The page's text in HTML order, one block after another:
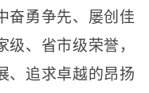
奋勇争先、屡创佳
、省市级荣誉，
、追求卓越的昂扬